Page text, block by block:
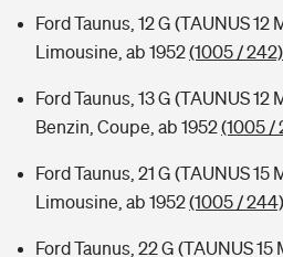
Ford Taunus, 12 G (TAUNUS 12
Limousine, ab 1952(1005 / 242)
Ford Taunus, 13 G (TAUNUS 12
Benzin, Coupe, ab 1952(1005 /
Ford Taunus, 21 G (TAUNUS 15
Limousine, ab 1952(1005 / 244)
Ford Taunus, 22 G (TAUNUS 15